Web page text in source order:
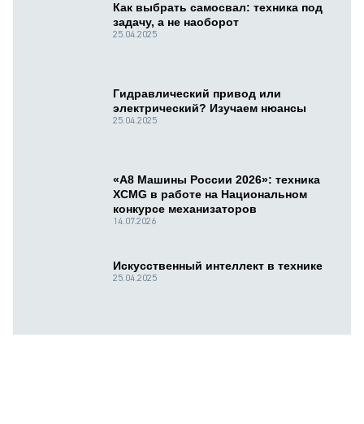
Как выбрать самосвал: техника под
задачу, а не наоборот
25.04.2025
Гидравлический привод или
электрический? Изучаем нюансы
25.04.2025
«А8 Машины России 2026»: техника
XCMG в работе на Национальном
конкурсе механизаторов
14.07.2026
Искусственный интеллект в технике
25.04.2025